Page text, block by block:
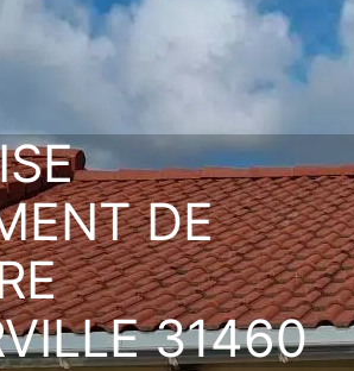
DE
31460